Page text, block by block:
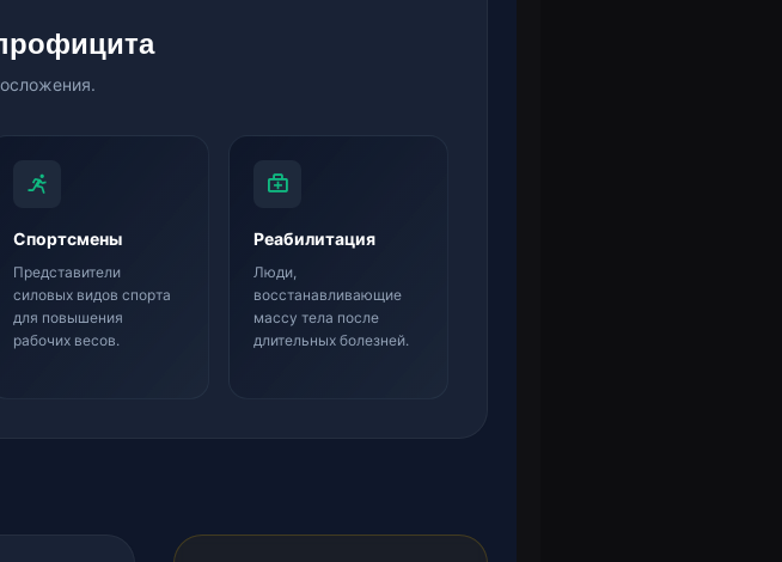
Спортсмены
Представители
силовых видов спорта
для повышения
рабочих весов.
Реабилитация
Люди,
восстанавливающие
массу тела после
длительных болезней.